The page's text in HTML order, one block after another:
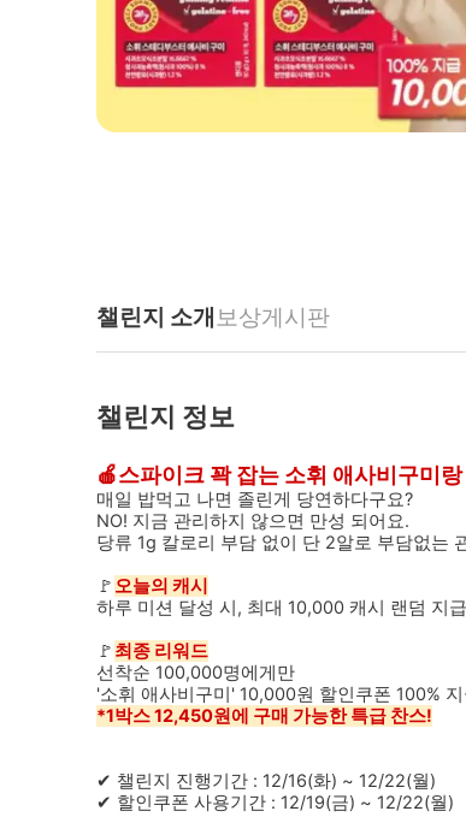
챌린지 소개 보상게시판
챌린지 정보
🍎스파이크 꽉 잡는 소휘 애사비구미
매일 밥먹고 나면 졸린게 당연하다구요?
NO! 지금 관리하지 않으면 만성 되어요.
당류 1g 칼로리 부담 없이 단 2알로 부담없는
🚩 오늘의 캐시
하루 미션 달성 시, 최대 10,000 캐시 랜덤 지급
🚩 최종 리워드
선착순 100,000명에게만
'소휘 애사비구미' 10,000원 할인쿠폰 100%
*1박스 12,450원에 구매 가능한 특급 찬스!
✔ 챌린지 진행기간 : 12/16(화) ~ 12/22(월)
✔ 할인쿠폰 사용기간 : 12/19(금) ~ 12/22(월)